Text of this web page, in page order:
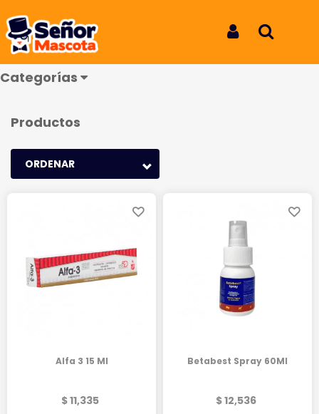
Categorías
Dermatológicos
Productos
ORDENAR
Alfa 3 15 Ml
$ 11,335
Betabest Spray 60Ml
$ 12,536